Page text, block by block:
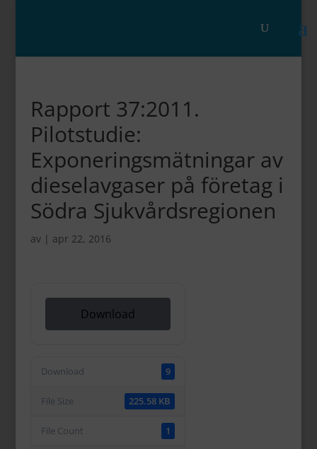
Rapport 37:2011.
Pilotstudie:
Exponeringsmätningar av
dieselavgaser på företag i
Södra Sjukvårdsregionen
av | apr 22, 2016
Download
Download 9
File Size 225.58 KB
File Count 1